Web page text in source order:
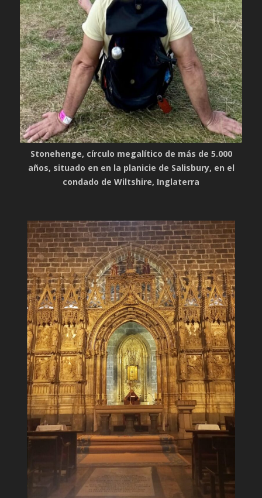
Stonehenge, círculo megalítico de más de 5.000
años, situado en en la planicie de Salisbury, en el
condado de Wiltshire, Inglaterra